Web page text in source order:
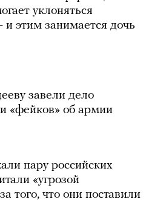
уклоняться
этим занимается дочь
завели дело
«фейков» об армии
пару российских
«угрозой
того, что они поставили